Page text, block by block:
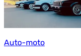
Auto-moto